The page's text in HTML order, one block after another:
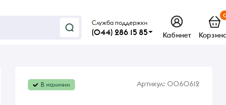
Служба поддержки
(044) 286 15 85 Кабинет
В наличии Артикул: 0060612